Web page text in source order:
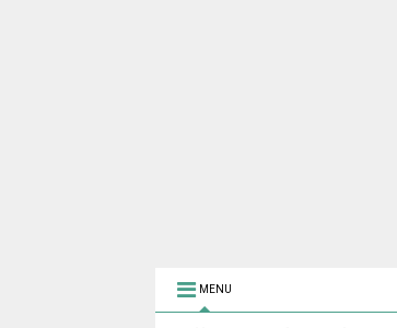
MENU